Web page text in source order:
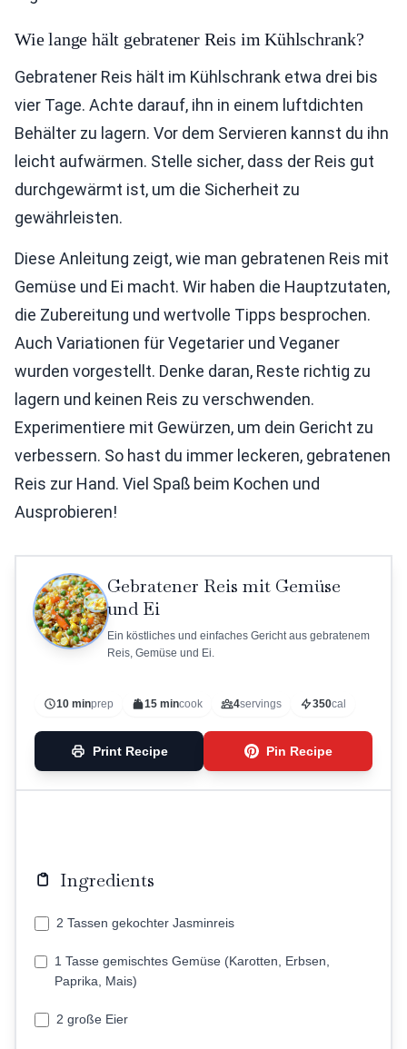
Wie lange hält gebratener Reis im Kühlschrank?
Gebratener Reis hält im Kühlschrank etwa drei bis
vier Tage. Achte darauf, ihn in einem luftdichten
Behälter zu lagern. Vor dem Servieren kannst du ihn
leicht aufwärmen. Stelle sicher, dass der Reis gut
durchgewärmt ist, um die Sicherheit zu
gewährleisten.
Diese Anleitung zeigt, wie man gebratenen Reis mit
Gemüse und Ei macht. Wir haben die Hauptzutaten,
die Zubereitung und wertvolle Tipps besprochen.
Auch Variationen für Vegetarier und Veganer
wurden vorgestellt. Denke daran, Reste richtig zu
lagern und keinen Reis zu verschwenden.
Experimentiere mit Gewürzen, um dein Gericht zu
verbessern. So hast du immer leckeren, gebratenen
Reis zur Hand. Viel Spaß beim Kochen und
Ausprobieren!
Gebratener Reis mit Gemüse
und Ei
Ein köstliches und einfaches Gericht aus gebratenem
Reis, Gemüse und Ei.
10 minprep 15 mincook 4servings 350cal
Print Recipe Pin Recipe
Ingredients
2 Tassen gekochter Jasminreis
1 Tasse gemischtes Gemüse (Karotten, Erbsen,
Paprika, Mais)
2 große Eier